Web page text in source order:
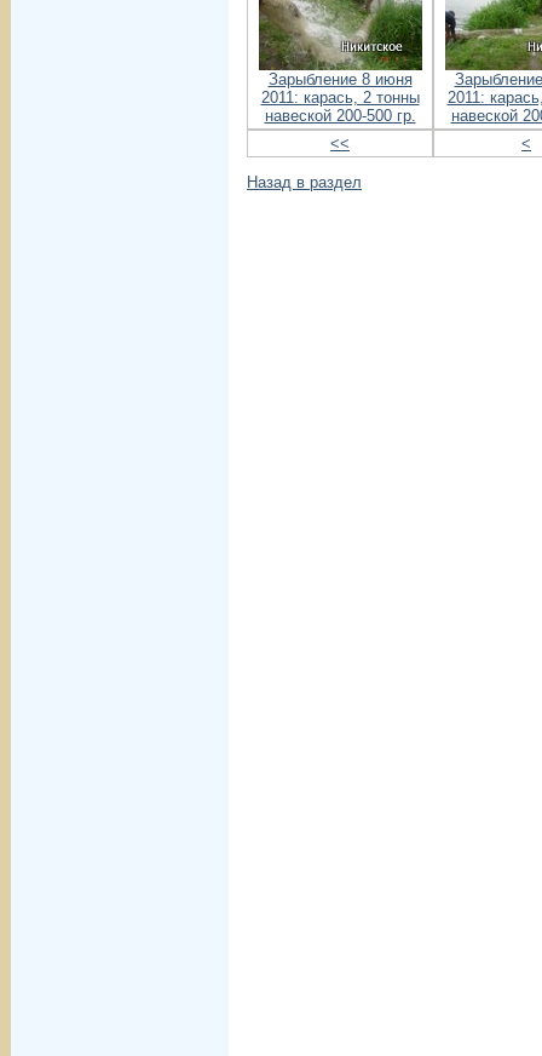
Зарыбление 8 июня
2011: карась, 2 тонны
навеской 200-500 гр.
2011:
навеской
<<
<
Назад в раздел